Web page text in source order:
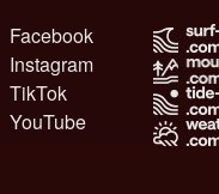
Facebook
Instagram
TikTok
YouTube